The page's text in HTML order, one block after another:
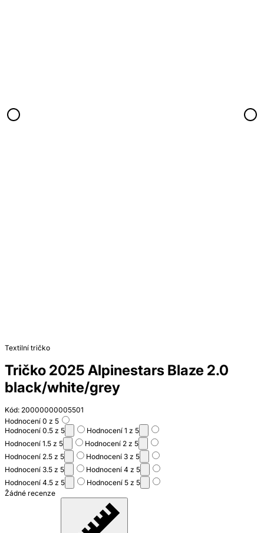
Textilní tričko
Tričko 2025 Alpinestars Blaze 2.0
black/white/grey
Kód: 20000000005501
Hodnocení 0 z 5
Hodnocení 0.5 z 5
Hodnocení 1 z 5
Hodnocení 1.5 z 5
Hodnocení 2 z 5
Hodnocení 2.5 z 5
Hodnocení 3 z 5
Hodnocení 3.5 z 5
Hodnocení 4 z 5
Hodnocení 4.5 z 5
Hodnocení 5 z 5
Žádné recenze